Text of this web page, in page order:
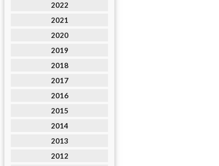
2022
2021
2020
2019
2018
2017
2016
2015
2014
2013
2012